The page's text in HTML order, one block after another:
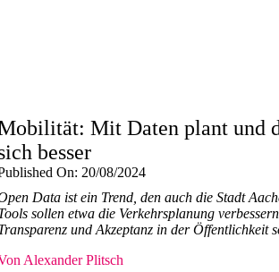
Mit Daten plant und
besser
On: 20/08/2024
Data ist ein Trend, den auch die Stadt
sollen etwa die Verkehrsplanung
und Akzeptanz in der Öffentlichkeit
Alexander Plitsch